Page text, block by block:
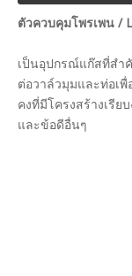
ตัวควบคุมโพรเพน /
เป็นอุปกรณ์แก๊สที่สำ
ต่อวาล์วมุมและท่อเ
คงที่มีโครงสร้างเรีย
และข้อดีอื่นๆ